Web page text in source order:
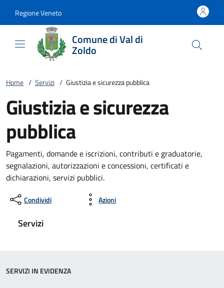
Regione Veneto
Comune di Val di
Zoldo
Home / Servizi / Giustizia e sicurezza pubblica
Giustizia e sicurezza
pubblica
Pagamenti, domande e iscrizioni, contributi e graduatorie,
segnalazioni, autorizzazioni e concessioni, certificati e
dichiarazioni, servizi pubblici.
Condividi Azioni
Servizi
SERVIZI IN EVIDENZA